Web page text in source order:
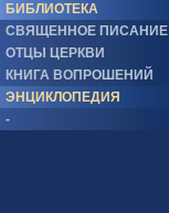
БИБЛИОТЕКА
СВЯЩЕННОЕ ПИСАНИЕ
ОТЦЫ ЦЕРКВИ
КНИГА ВОПРОШЕНИЙ
ЭНЦИКЛОПЕДИЯ
-